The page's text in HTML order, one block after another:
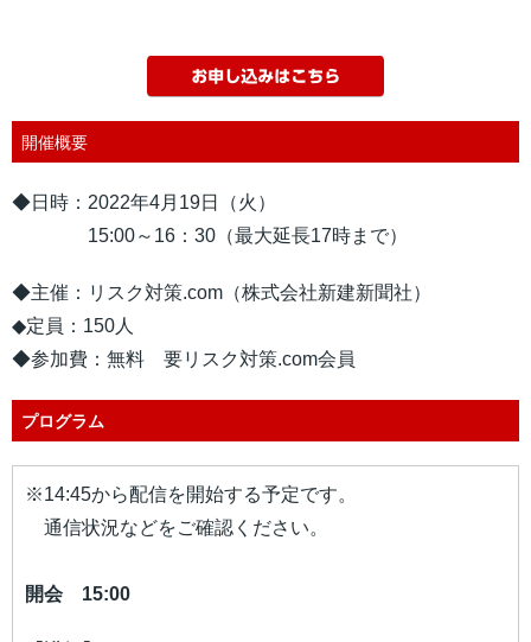
開催概要
◆日時：2022年4月19日（火）
15:00～16：30（最大延長17時まで）
◆主催：リスク対策.com（株式会社新建新聞社）
◆定員：150人
◆参加費：無料 要リスク対策.com会員
プログラム
※14:45から配信を開始する予定です。
通信状況などをご確認ください。
開会 15:00